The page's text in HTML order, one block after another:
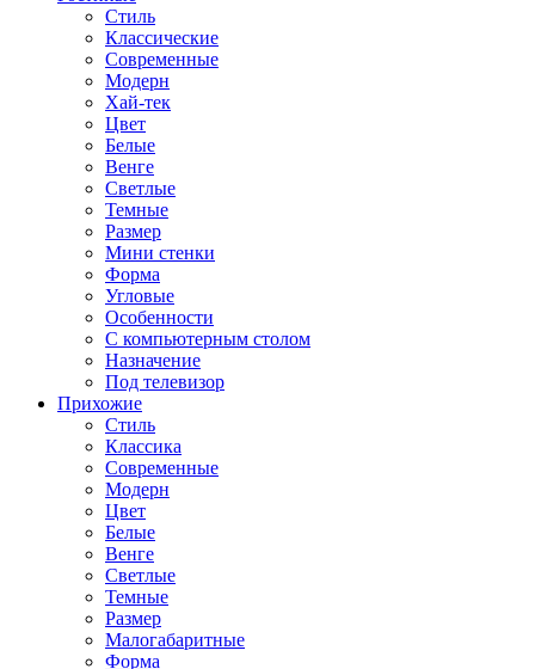
Стиль
Классические
Современные
Модерн
Хай-тек
Цвет
Белые
Венге
Светлые
Темные
Размер
Мини стенки
Форма
Угловые
Особенности
С компьютерным столом
Назначение
Под телевизор
Прихожие
Стиль
Классика
Современные
Модерн
Цвет
Белые
Венге
Светлые
Темные
Размер
Малогабаритные
Форма